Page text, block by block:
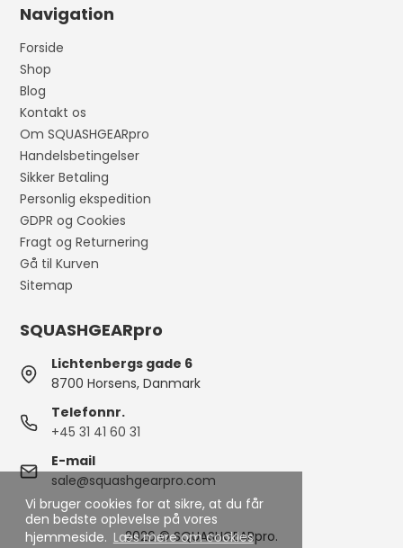
Vi bruger cookies for at sikre, at du får
den bedste oplevelse på vores
hjemmeside. Læs mere om cookies
Navigation
Forside
Shop
Blog
Kontakt os
Om SQUASHGEARpro
Handelsbetingelser
Sikker Betaling
Personlig ekspedition
GDPR og Cookies
Fragt og Returnering
Gå til Kurven
Sitemap
SQUASHGEARpro
Lichtenbergs gade 6
8700 Horsens, Danmark
Telefonnr.
+45 31 41 60 31
E-mail
sale@squashgearpro.com
2026 © SQUASHGEARpro.